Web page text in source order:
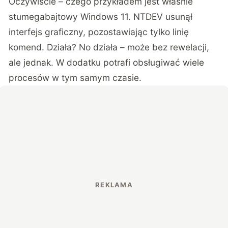
stumegabajtowy Windows 11. NTDEV usunął
interfejs graficzny, pozostawiając tylko linię
komend. Działa? No działa – może bez rewelacji,
ale jednak. W dodatku potrafi obsługiwać wiele
procesów w tym samym czasie.